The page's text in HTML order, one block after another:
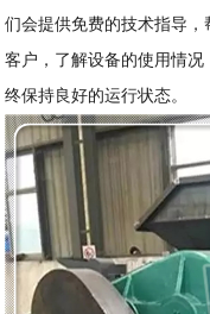
们会提供免费的技术指导
客户，了解设备的使用情
终保持良好的运行状态。